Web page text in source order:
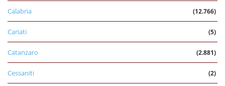
Calabria (12.766)
Cariati (5)
Catanzaro (2.881)
Cessaniti (2)